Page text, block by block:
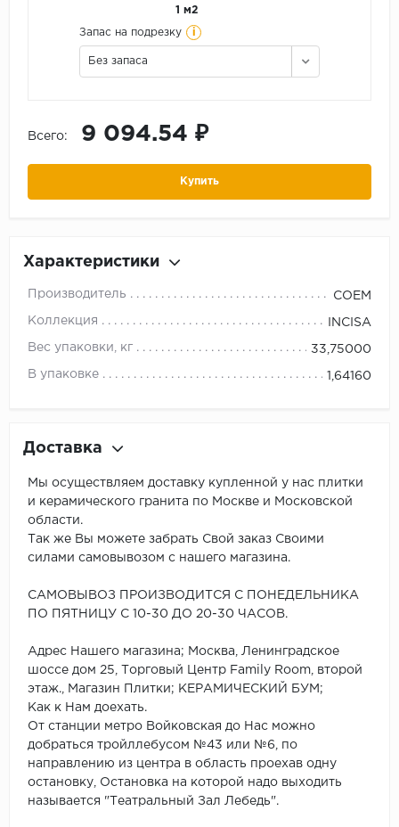
1 м2
Запас на подрезку i
Без запаса
Всего: 9 094.54 ₽
Купить
Характеристики
Производитель COEM
Коллекция INCISA
Вес упаковки, кг 33,75000
В упаковке 1,64160
Доставка
Мы осуществляем доставку купленной у нас плитки
и керамического гранита по Москве и Московской
области.
Так же Вы можете забрать Свой заказ Своими
силами самовывозом с нашего магазина.
САМОВЫВОЗ ПРОИЗВОДИТСЯ С ПОНЕДЕЛЬНИКА
ПО ПЯТНИЦУ С 10-30 ДО 20-30 ЧАСОВ.
Адрес Нашего магазина; Москва, Ленинградское
шоссе дом 25, Торговый Центр Family Room, второй
этаж., Магазин Плитки; КЕРАМИЧЕСКИЙ БУМ;
Как к Нам доехать.
От станции метро Войковская до Нас можно
добраться тройллебусом №43 или №6, по
направлению из центра в область проехав одну
остановку, Остановка на которой надо выходить
называется "Театральный Зал Лебедь".